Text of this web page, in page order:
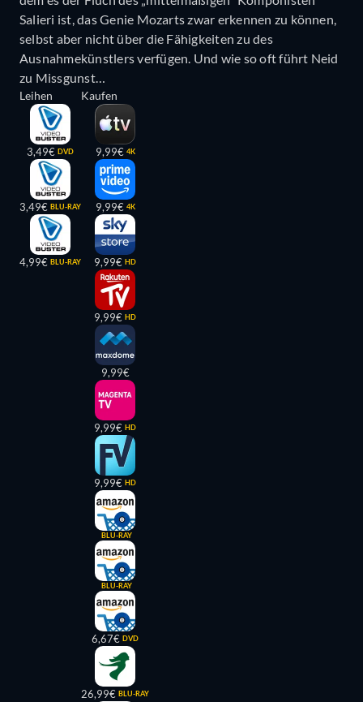
Salieri ist, das Genie Mozarts zwar erkennen zu können,
selbst aber nicht über die Fähigkeiten zu des
Ausnahmekünstlers verfügen. Und wie so oft führt Neid
zu Missgunst…
Leihen
3,49€ DVD
3,49€ BLU-RAY
4,99€ BLU-RAY
Kaufen
9,99€ 4K
9,99€ 4K
9,99€ HD
9,99€ HD
9,99€
9,99€ HD
9,99€ HD
BLU-RAY
BLU-RAY
6,67€ DVD
26,99€ BLU-RAY